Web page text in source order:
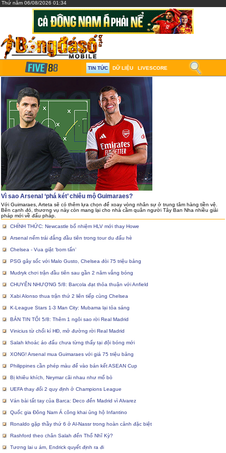
Thứ năm 06/08/2026 01:34
TIN TỨC DỮ LIỆU LIVESCORE
Vì sao Arsenal ‘phá két’ chiêu mộ Guimaraes?
Với Guimaraes, Arteta sẽ có thêm lựa chọn để xoay vòng nhân sự ở trung tâm hàng tiền vệ.
Bên cạnh đó, thương vụ này còn mang lại cho nhà cầm quân người Tây Ban Nha nhiều giải
pháp mới về đấu pháp.
CHÍNH THỨC: Newcastle bổ nhiệm HLV mới thay Howe
Arsenal nếm trái đắng đầu tiên trong tour du đấu hè
Chelsea - Vua giật ‘bom tấn’
PSG gây sốc với Malo Gusto, Chelsea đòi 75 triệu bảng
Mudryk chơi trận đầu tiên sau gần 2 năm vắng bóng
CHUYỂN NHƯỢNG 5/8: Barcola đạt thỏa thuận với Anfield
Xabi Alonso thua trận thứ 2 liên tiếp cùng Chelsea
K-League Stars 1-3 Man City: Mubama lại tỏa sáng
BẢN TIN TỐI 5/8: Thêm 1 ngôi sao rời Real Madrid
Vinicius từ chối kí HĐ, mở đường rời Real Madrid
Salah khoác áo đấu chưa từng thấy tại đội bóng mới
XONG! Arsenal mua Guimaraes với giá 75 triệu bảng
Philippines cần phép màu để vào bán kết ASEAN Cup
Bị khiêu khích, Neymar cãi nhau như mổ bò
UEFA thay đổi 2 quy định ở Champions League
Ván bài tất tay của Barca: Deco đến Madrid vì Alvarez
Quốc gia Đông Nam Á công khai ủng hộ Infantino
Ronaldo gặp thầy thứ 6 ở Al-Nassr trong hoàn cảnh đặc biệt
Rashford theo chân Salah đến Thổ Nhĩ Kỳ?
Tương lai u ám, Endrick quyết định ra đi